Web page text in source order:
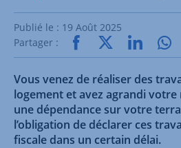
Publié le : 19 Août 2025
Partager :
Vous venez de réaliser des
logement et avez agrandi
une dépendance sur votre
l’obligation de déclarer ces
fiscale dans un certain délai.